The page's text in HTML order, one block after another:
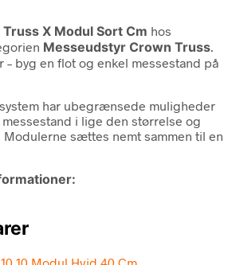
X Modul Sort Cm hos
Messeudstyr Crown Truss.
– byg en flot og enkel messestand på
har ubegrænsede muligheder
i lige den størrelse og
Modulerne sættes nemt sammen til en